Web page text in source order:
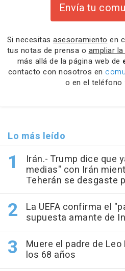
Envía tu
Si necesitas asesoramiento en
tus notas de prensa o ampliar
más allá de la página web de
contacto con nosotros en
o en el teléfono
Lo más leído
Irán.- Trump dice que
medias" con Irán
Teherán se desgaste
La UEFA confirma el
supuesta amante de
Muere el padre de
los 68 años